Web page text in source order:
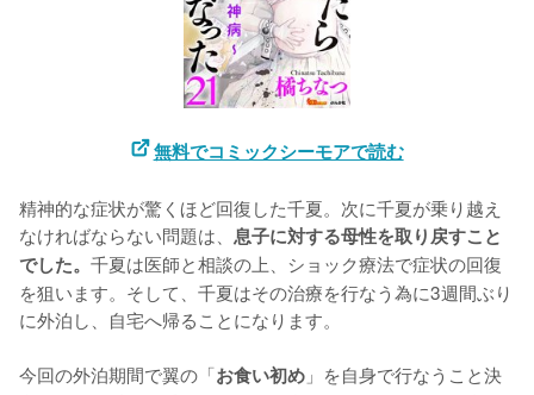
無料でコミックシーモアで読む
精神的な症状が驚くほど回復した千夏。次に千夏が乗り越え
なければならない問題は、 息子に対する母性を取り戻すこと
でした。 千夏は医師と相談の上、ショック療法で症状の回復
を狙います。そして、千夏はその治療を行なう為に3週間ぶり
に外泊し、自宅へ帰ることになります。
今回の外泊期間で翼の「お食い初め 」を自身で行なうこと決